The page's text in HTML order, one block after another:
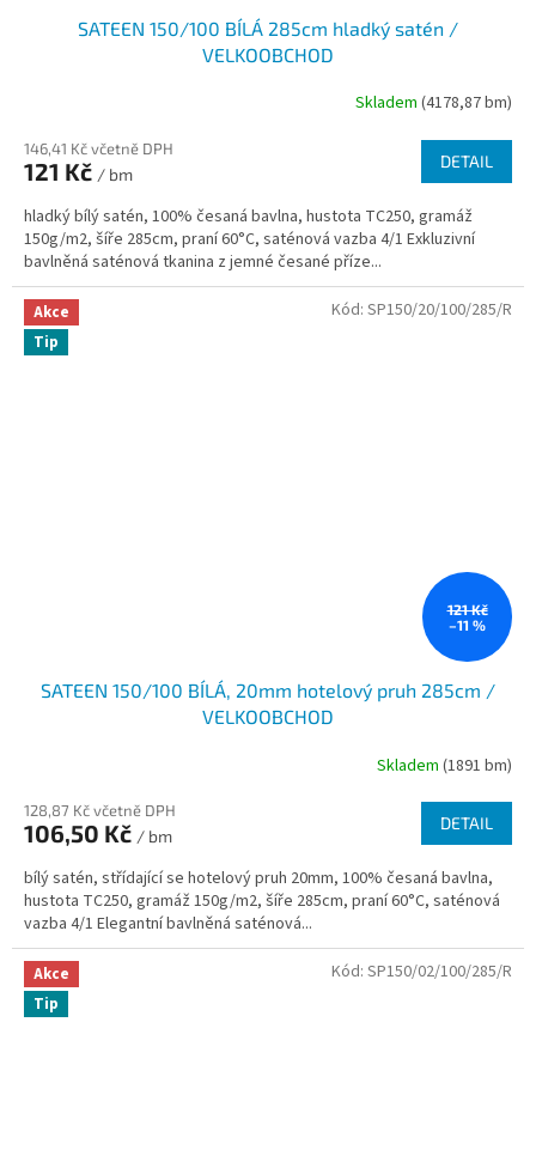
SATEEN 150/100 BÍLÁ 285cm hladký satén /
VELKOOBCHOD
Skladem (4178,87 bm)
146,41 Kč včetně DPH
121 Kč / bm
DETAIL
hladký bílý satén, 100% česaná bavlna, hustota TC250, gramáž
150g/m2, šíře 285cm, praní 60°C, saténová vazba 4/1 Exkluzivní
bavlněná saténová tkanina z jemné česané příze...
Akce
Tip
121 Kč
–11 %
SATEEN 150/100 BÍLÁ, 20mm hotelový pruh 285cm /
VELKOOBCHOD
Skladem (1891 bm)
128,87 Kč včetně DPH
106,50 Kč / bm
DETAIL
bílý satén, střídající se hotelový pruh 20mm, 100% česaná bavlna,
hustota TC250, gramáž 150g/m2, šíře 285cm, praní 60°C, saténová
vazba 4/1 Elegantní bavlněná saténová...
Kód: SP150/20/100/285/R
Akce
Tip
Kód: SP150/02/100/285/R